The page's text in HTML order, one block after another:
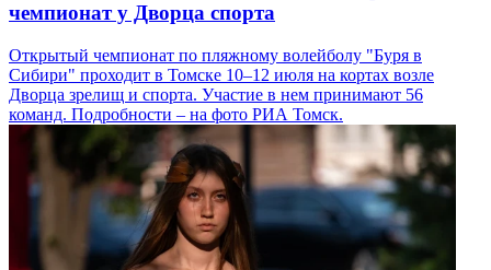
чемпионат у Дворца спорта
Открытый чемпионат по пляжному волейболу "Буря в
Сибири" проходит в Томске 10–12 июля на кортах возле
Дворца зрелищ и спорта. Участие в нем принимают 56
команд. Подробности – на фото РИА Томск.